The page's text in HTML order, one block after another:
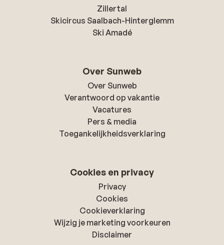
Zillertal
Skicircus Saalbach-Hinterglemm
Ski Amadé
Over Sunweb
Over Sunweb
Verantwoord op vakantie
Vacatures
Pers & media
Toegankelijkheidsverklaring
Cookies en privacy
Privacy
Cookies
Cookieverklaring
Wijzig je marketing voorkeuren
Disclaimer